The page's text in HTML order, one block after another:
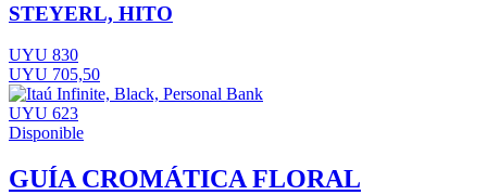
STEYERL, HITO
UYU 830
UYU 705,50
UYU 623
Disponible
GUÍA CROMÁTICA FLORAL